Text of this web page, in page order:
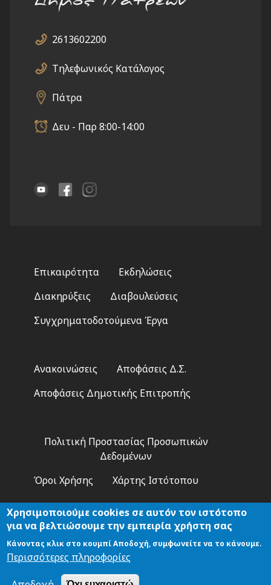
2613602200
Τηλεφωνικός Κατάλογος
Πάτρα
Δευ - Παρ 8:00-14:00
menu
Επικαιρότητα
Εκδηλώσεις
Διακηρύξεις
Διαβουλεύσεις
Συγχρηματοδοτούμενα Έργα
2
Ανακοινώσεις
Αποφάσεις Δ.Σ.
Αποφάσεις Δημοτικής Επιτροπής
Πολιτική Προστασίας Προσωπικών
Δεδομένων
Όροι Χρήσης
Χάρτης Ιστότοπου
Αναζήτηση
Χρησιμοποιούμε cookies σε αυτόν τον ιστότοπο
για να βελτιώσουμε την εμπειρία χρήστη σας
Κάνοντας κλικ στο κουμπί Αποδοχή, συμφωνείτε να το κάνουμε.
Περισσότερες πληροφορίες